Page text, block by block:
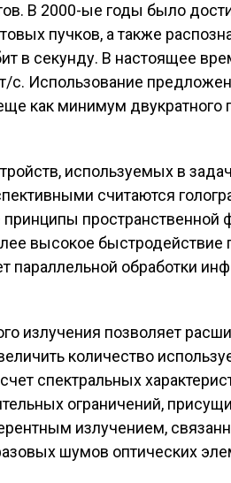
В 2000-ые годы было
пучков, а также
в секунду. В настоящее
с. Использование
как минимум
используемых в
считаются
пространственной
высокое быстродействие
параллельной обработки
излучения позволяет
количество
спектральных
ограничений,
излучением,
шумов оптических